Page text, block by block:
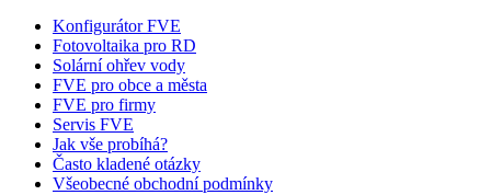
Konfigurátor FVE
Fotovoltaika pro RD
Solární ohřev vody
FVE pro obce a města
FVE pro firmy
Servis FVE
Jak vše probíhá?
Často kladené otázky
Všeobecné obchodní podmínky